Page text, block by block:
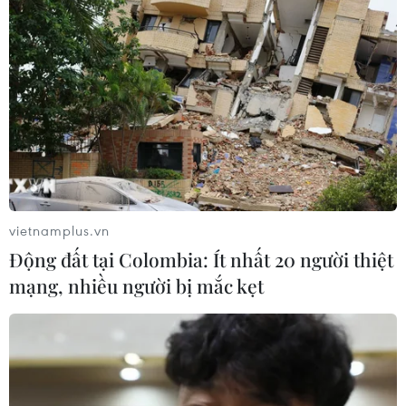
Theo dõi VietnamPlus
TIN LIÊN QUAN
vietnamplus.vn
Động đất tại Colombia: Ít nhất 20 người thiệt
mạng, nhiều người bị mắc kẹt